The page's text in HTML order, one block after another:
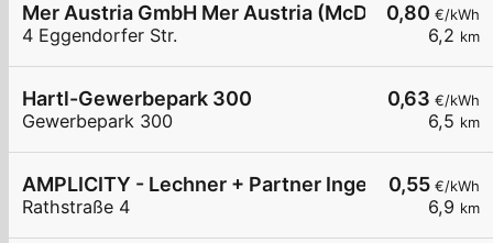
0,80 €/kWh
6,2 km
Mer Austria GmbH Mer Austria (McD) - Hartberg
4 Eggendorfer Str.
0,63 €/kWh
6,5 km
Hartl-Gewerbepark 300
Gewerbepark 300
0,55 €/kWh
6,9 km
AMPLICITY - Lechner + Partner Ingenieure GmbH
Rathstraße 4